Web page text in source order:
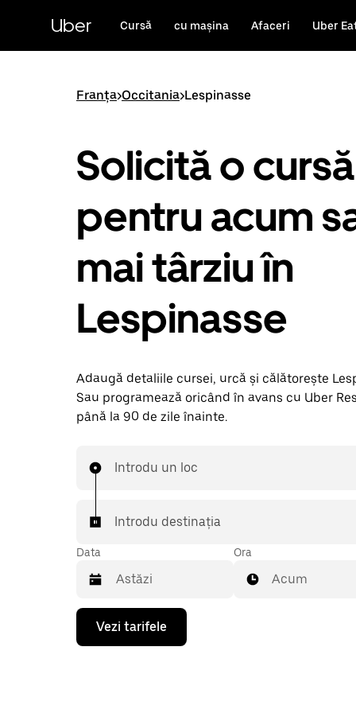
conținutul
principal
Uber Cursă cu mașina Afaceri Uber
Franța>Occitania>Lespinasse
Solicită o cursă
pentru acum
mai târziu în
Lespinasse
Adaugă detaliile cursei, urcă și călătorește
Sau programează oricând în avans cu Uber
până la 90 de zile înainte.
Introdu un loc
Introdu destinația
Data
Pentru
deschide
Ora
Acum
Vezi tarifele